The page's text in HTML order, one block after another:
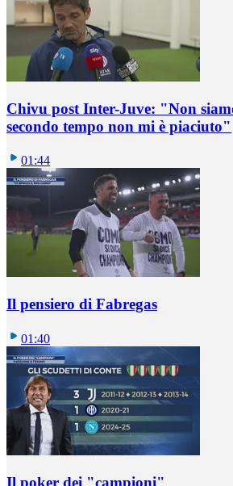
Chivu post Inter-Juve: "Non
secondo tempo non mi è piaciuto"
01:44
Il pensiero di Fabregas
01:40
Il poker dei "campioni"